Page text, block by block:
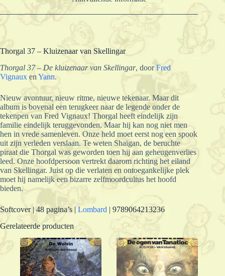
Thorgal 37 – Kluizenaar van Skellingar
Thorgal 37 – De kluizenaar van Skellingar, doorFred
Vignaux en Yann.
Nieuw avontuur, nieuw ritme, nieuwe tekenaar. Maar dit
album is bovenal een terugkeer naar de legende onder de
tekenpen van Fred Vignaux! Thorgal heeft eindelijk zijn
familie eindelijk teruggevonden. Maar hij kan nog niet men
hen in vrede samenleven. Onze held moet eerst nog een spook
uit zijn verleden verslaan. Te weten Shaïgan, de beruchte
piraat die Thorgal was geworden toen hij aan geheugenverlies
leed. Onze hoofdpersoon vertrekt daarom richting het eiland
van Skellingar. Juist op die verlaten en ontoegankelijke plek
moet hij namelijk een bizarre zelfmoordcultus het hoofd
bieden.
Softcover | 48 pagina’s | Lombard | 9789064213236
Gerelateerde producten